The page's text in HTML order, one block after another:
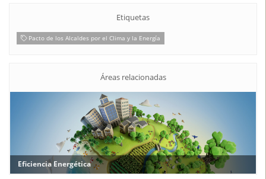
Etiquetas
Pacto de los Alcaldes por el Clima y la Energía
Áreas relacionadas
Eficiencia Energética